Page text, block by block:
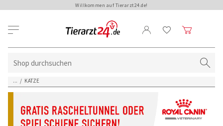
Willkommen auf Tierarzt24.de!
... / KATZE